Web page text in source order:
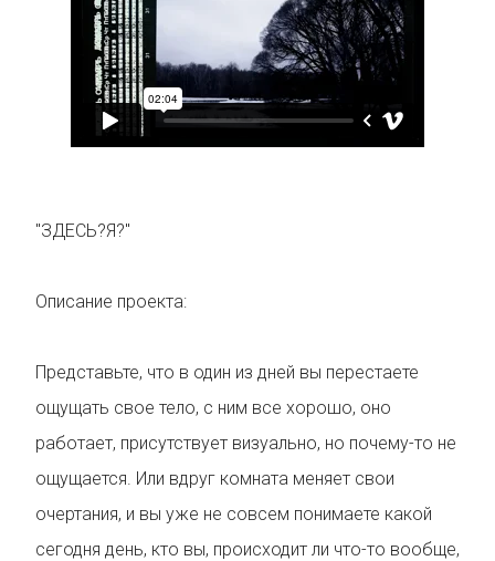
"ЗДЕСЬ?Я?"
Описание проекта:
Представьте, что в один из дней вы перестаете
ощущать свое тело, с ним все хорошо, оно
работает, присутствует визуально, но почему-то не
ощущается. Или вдруг комната меняет свои
очертания, и вы уже не совсем понимаете какой
сегодня день, кто вы, происходит ли что-то вообще,